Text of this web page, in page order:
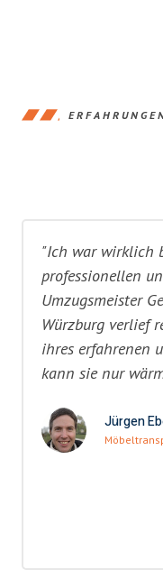
"Ich war wirklich
professionellen
Umzugsmeister
Würzburg verlief
ihres erfahrenen
kann sie nur
Jürgen